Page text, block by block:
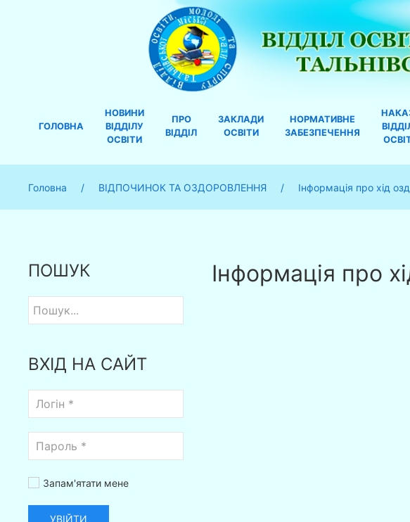
ГОЛОВНА
НОВИНИ
ВІДДІЛУ
ОСВІТИ
ПРО
ВІДДІЛ
ЗАКЛАДИ
ОСВІТИ
НОРМАТИВНЕ
ЗАБЕЗПЕЧЕННЯ
Головна ВІДПОЧИНОК ТА ОЗДОРОВЛЕННЯ Інформація про хід
Інформація про
ПОШУК
ВХІД НА САЙТ
Запам'ятати мене
УВІЙТИ